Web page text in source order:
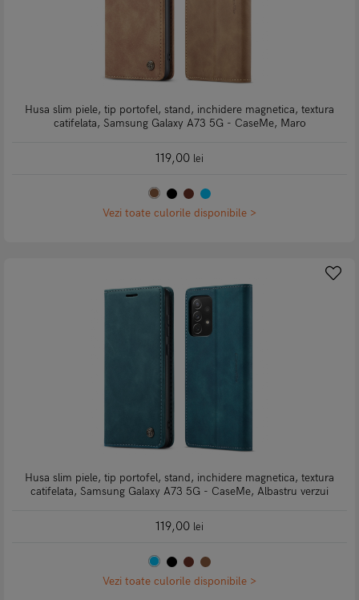
Husa slim piele, tip portofel, stand, inchidere magnetica, textura
catifelata, Samsung Galaxy A73 5G - CaseMe, Maro
119,00 lei
Vezi toate culorile disponibile >
Husa slim piele, tip portofel, stand, inchidere magnetica, textura
catifelata, Samsung Galaxy A73 5G - CaseMe, Albastru verzui
119,00 lei
Vezi toate culorile disponibile >